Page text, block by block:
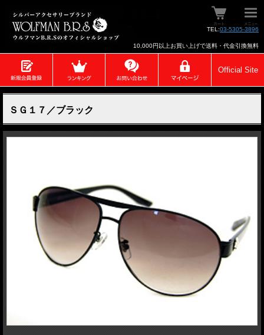
TEL:03-5305-3896
10,000円以上お買い上げで送料・代金引換無料
Official Site
ＳＧ１７／ブラック